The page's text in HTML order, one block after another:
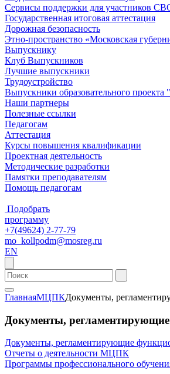
Сервисы поддержки для участников
Государственная итоговая аттестация
Дорожная безопасность
Этно-пространство «Московская
Выпускнику
Клуб Выпускников
Лучшие выпускники
Трудоустройство
Выпускники образовательного
Наши партнеры
Полезные ссылки
Педагогам
Аттестация
Курсы повышения квалификации
Проектная деятельность
Методические разработки
Памятки преподавателям
Помощь педагогам
Подобрать
программу
+7(49624) 2-77-79
mo_kollpodm@mosreg.ru
EN
ГлавнаяМЦПКДокументы,
Документы,
Документы, регламентирующие
Отчеты о деятельности МЦПК
Программы профессионального